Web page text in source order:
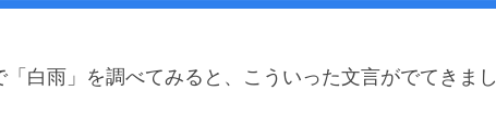
白雨」を調べてみると、こういった文言がでてきまし